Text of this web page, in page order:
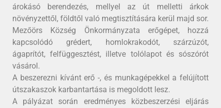
árokásó berendezés, mellyel az út melletti árkok
növényzettől, földtől való megtisztítására kerül majd sor.
Mezőörs Község Önkormányzata erőgépet, hozzá
kapcsolódó grédert, homlokrakodót, szárzúzót,
ágaprítót, felfüggesztést, illetve tolólapot és sószórót
vásárol.
A beszerezni kívánt erő -, és munkagépekkel a felújított
útszakaszok karbantartása is megoldott lesz.
A pályázat során eredményes közbeszerzési eljárás